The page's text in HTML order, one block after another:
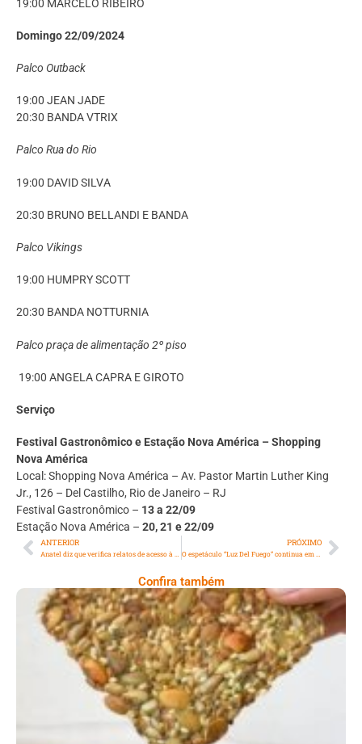
19:00 MARCELO RIBEIRO
Domingo 22/09/2024
Palco Outback
19:00 JEAN JADE
20:30 BANDA VTRIX
Palco Rua do Rio
19:00 DAVID SILVA
20:30 BRUNO BELLANDI E BANDA
Palco Vikings
19:00 HUMPRY SCOTT
20:30 BANDA NOTTURNIA
Palco praça de alimentação 2º piso
19:00 ANGELA CAPRA E GIROTO
Serviço
Festival Gastronômico e Estação Nova América – Shopping
Nova América
Local: Shopping Nova América – Av. Pastor Martin Luther King
Jr., 126 – Del Castilho, Rio de Janeiro – RJ
Festival Gastronômico – 13 a 22/09
Estação Nova América – 20, 21 e 22/09
ANTERIOR PRÓXIMO
Confira também
Comer Bem: Cracker De Sementes